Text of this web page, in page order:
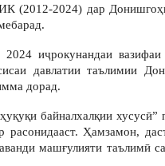
(2012-2024) дар Донишгоҳи
иҷрокунандаи
давлатии таълимии
дорад.
байналхалқии
Ҳамзамон,
машғулияти таълимӣ